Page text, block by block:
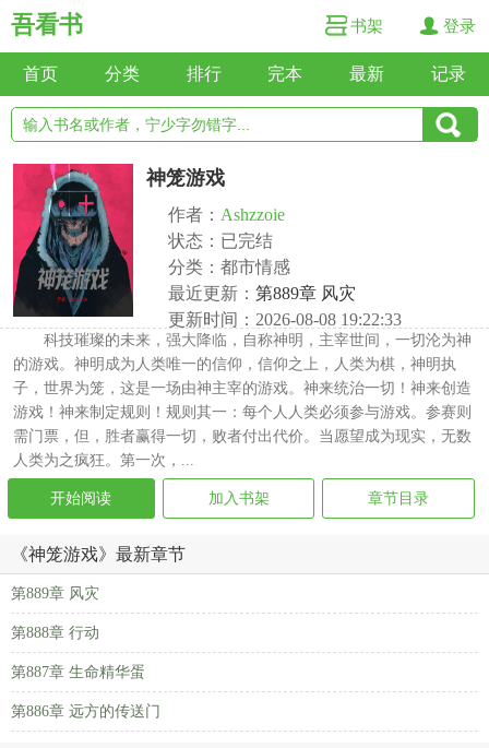
吾看书 书架 登录
首页 分类 排行 完本 最新 记录
神笼游戏
作者： Ashzzoie
状态：已完结
分类：都市情感
最近更新： 第889章 风灾
更新时间：2026-08-08 19:22:33
科技璀璨的未来，强大降临，自称神明，主宰世间，一切沦为神
的游戏。神明成为人类唯一的信仰，信仰之上，人类为棋，神明执
子，世界为笼，这是一场由神主宰的游戏。神来统治一切！神来创造
游戏！神来制定规则！规则其一：每个人人类必须参与游戏。参赛则
需门票，但，胜者赢得一切，败者付出代价。当愿望成为现实，无数
人类为之疯狂。第一次，...
开始阅读 加入书架 章节目录
《神笼游戏》最新章节
第889章 风灾
第888章 行动
第887章 生命精华蛋
第886章 远方的传送门